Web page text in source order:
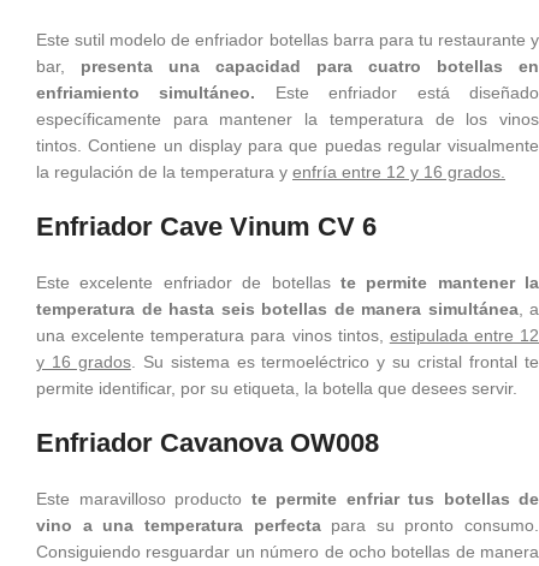
Este sutil modelo de enfriador botellas barra para tu restaurante y
bar, presenta una capacidad para cuatro botellas en
enfriamiento simultáneo. Este enfriador está diseñado
específicamente para mantener la temperatura de los vinos
tintos. Contiene un display para que puedas regular visualmente
la regulación de la temperatura y enfría entre 12 y 16 grados.
Enfriador Cave Vinum CV 6
Este excelente enfriador de botellas te permite mantener la
temperatura de hasta seis botellas de manera simultánea, a
una excelente temperatura para vinos tintos, estipulada entre 12
y 16 grados. Su sistema es termoeléctrico y su cristal frontal te
permite identificar, por su etiqueta, la botella que desees servir.
Enfriador Cavanova OW008
Este maravilloso producto te permite enfriar tus botellas de
vino a una temperatura perfectapara su pronto consumo.
Consiguiendo resguardar un número de ocho botellas de manera